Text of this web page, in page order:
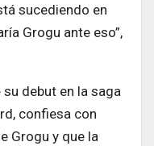
sucediendo en
Grogu ante eso”,
su debut en la saga
confiesa con
Grogu y que la